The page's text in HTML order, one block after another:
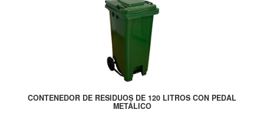
CONTENEDOR DE RESIDUOS DE 120 LITROS CON PEDAL
METÁLICO